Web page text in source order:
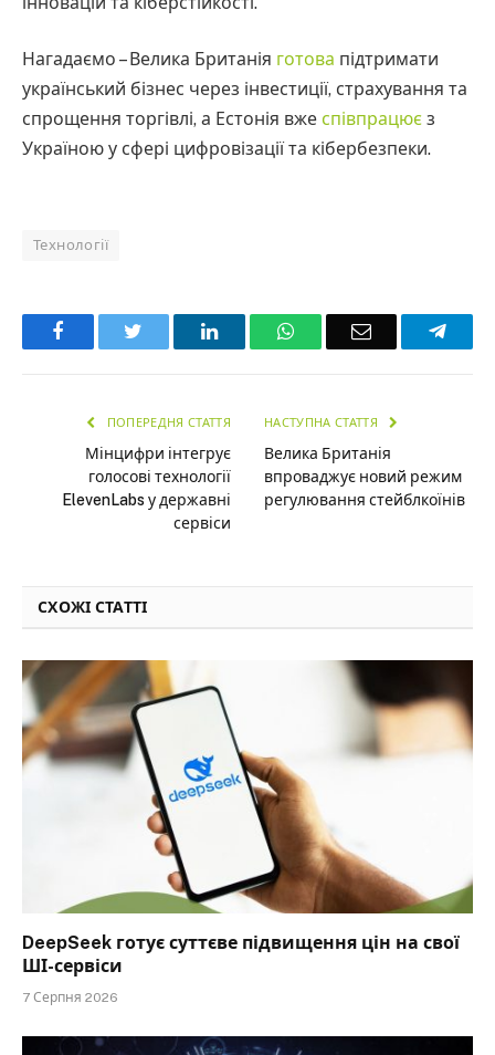
Нагадаємо – Велика Британія готова підтримати
український бізнес через інвестиції, страхування та
спрощення торгівлі, а Естонія вже співпрацює з
Україною у сфері цифровізації та кібербезпеки.
Технології
Facebook LinkedInWhatsAppEmail
ПОПЕРЕДНЯ СТАТТЯ
Мінцифри інтегрує
голосові технології
ElevenLabs у державні
сервіси
НАСТУПНА СТАТТЯ
Велика Британія
впроваджує новий режим
регулювання стейблкоїнів
СХОЖІ СТАТТІ
DeepSeek готує суттєве підвищення цін на свої
ШІ-сервіси
7 Серпня 2026